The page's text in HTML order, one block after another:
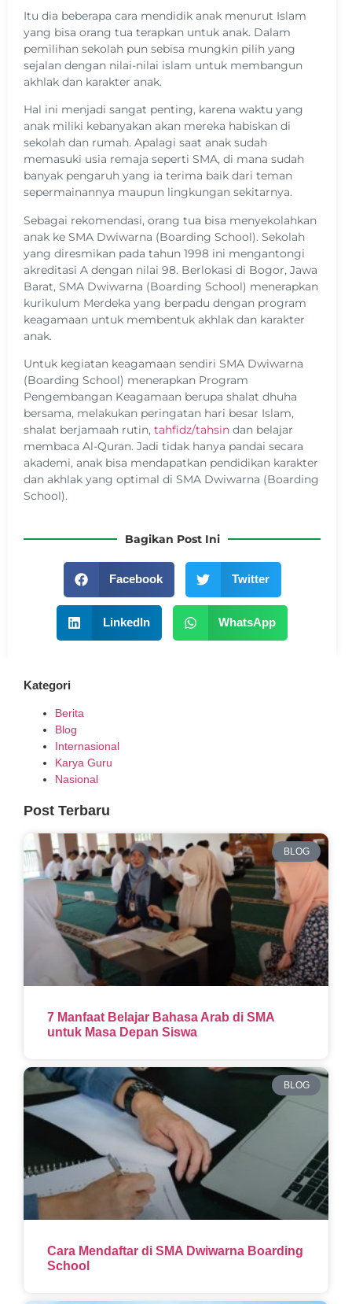
Itu dia beberapa cara mendidik anak menurut Islam
yang bisa orang tua terapkan untuk anak. Dalam
pemilihan sekolah pun sebisa mungkin pilih yang
sejalan dengan nilai-nilai islam untuk membangun
akhlak dan karakter anak.
Hal ini menjadi sangat penting, karena waktu yang
anak miliki kebanyakan akan mereka habiskan di
sekolah dan rumah. Apalagi saat anak sudah
memasuki usia remaja seperti SMA, di mana sudah
banyak pengaruh yang ia terima baik dari teman
sepermainannya maupun lingkungan sekitarnya.
Sebagai rekomendasi, orang tua bisa menyekolahkan
anak ke SMA Dwiwarna (Boarding School). Sekolah
yang diresmikan pada tahun 1998 ini mengantongi
akreditasi A dengan nilai 98. Berlokasi di Bogor, Jawa
Barat, SMA Dwiwarna (Boarding School) menerapkan
kurikulum Merdeka yang berpadu dengan program
keagamaan untuk membentuk akhlak dan karakter
anak.
Untuk kegiatan keagamaan sendiri SMA Dwiwarna
(Boarding School) menerapkan Program
Pengembangan Keagamaan berupa shalat dhuha
bersama, melakukan peringatan hari besar Islam,
shalat berjamaah rutin, tahfidz/tahsin dan belajar
membaca Al-Quran. Jadi tidak hanya pandai secara
akademi, anak bisa mendapatkan pendidikan karakter
dan akhlak yang optimal di SMA Dwiwarna (Boarding
School).
Bagikan Post Ini
Facebook Twitter
LinkedIn WhatsApp
Kategori
Berita
Blog
Internasional
Karya Guru
Nasional
Post Terbaru
BLOG
7 Manfaat Belajar Bahasa Arab di SMA
untuk Masa Depan Siswa
BLOG
Cara Mendaftar di SMA Dwiwarna Boarding
School